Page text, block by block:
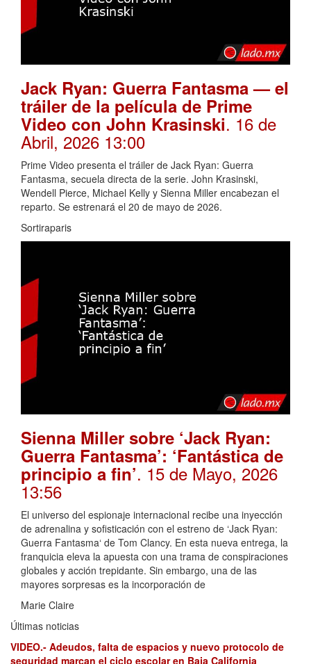
Jack Ryan: Guerra Fantasma — el
tráiler de la película de Prime
Video con John Krasinski. 16 de
Abril, 2026 13:00
Prime Video presenta el tráiler de Jack Ryan: Guerra
Fantasma, secuela directa de la serie. John Krasinski,
Wendell Pierce, Michael Kelly y Sienna Miller encabezan el
reparto. Se estrenará el 20 de mayo de 2026.
Sortiraparis
Sienna Miller sobre ‘Jack Ryan:
Guerra Fantasma’: ‘Fantástica de
principio a fin’. 15 de Mayo, 2026
13:56
El universo del espionaje internacional recibe una inyección
de adrenalina y sofisticación con el estreno de ‘Jack Ryan:
Guerra Fantasma‘ de Tom Clancy. En esta nueva entrega, la
franquicia eleva la apuesta con una trama de conspiraciones
globales y acción trepidante. Sin embargo, una de las
mayores sorpresas es la incorporación de
Marie Claire
Últimas noticias
VIDEO.- Adeudos, falta de espacios y nuevo protocolo de
seguridad marcan el ciclo escolar en Baja California